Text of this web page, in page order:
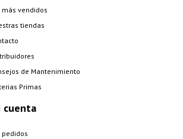
más vendidos
tiendas
de Mantenimiento
Primas
cuenta
pedidos